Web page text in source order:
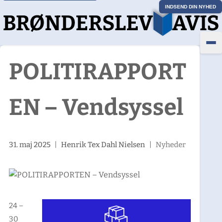
INDSEND DIN NYHED
POLITIRAPPORT
EN – Vendsyssel
31. maj 2025 |Henrik Tex Dahl Nielsen |Nyheder
24 –
30